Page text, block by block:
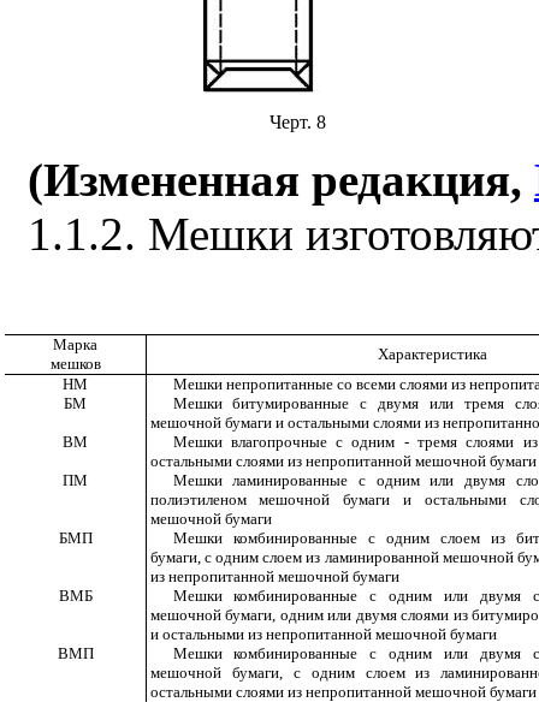
Черт. 8
(Измененная редакция,
1.1.2. Мешки
Марка
мешков
Характеристика
НМ
Мешки непропитанные со всеми слоями из
БМ
Мешки битумированные с двумя или тремя
мешочной бумаги и остальными слоями из
ВМ
Мешки влагопрочные с одним - тремя слоями из
остальными слоями из непропитанной мешочной бумаги
ПМ
Мешки ламинированные с одним или двумя
полиэтиленом мешочной бумаги и остальными
мешочной бумаги
БМП
Мешки комбинированные с одним слоем из
бумаги, с одним слоем из ламинированной мешочной
из непропитанной мешочной бумаги
ВМБ
Мешки комбинированные с одним или двумя
мешочной бумаги, одним или двумя слоями из
и остальными из непропитанной мешочной бумаги
ВМП
Мешки комбинированные с одним или двумя
мешочной бумаги, с одним слоем из
остальными слоями из непропитанной мешочной бумаги